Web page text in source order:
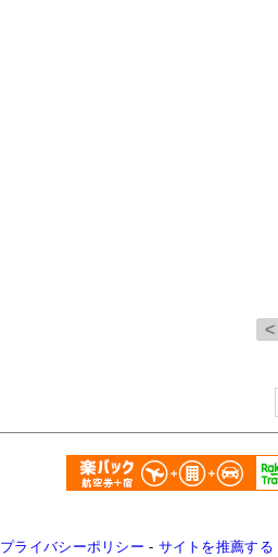
プライバシーポリシー - サイトを推薦する